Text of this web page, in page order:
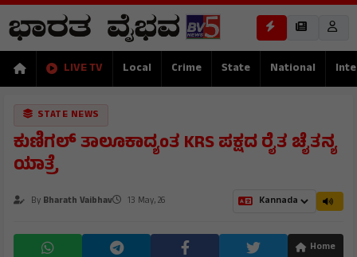
LIVE TV Local Crime State National
STATE NEWS
ಕುಣಿಗಲ್ ತಾಲೂಕಾದ್ಯಂತ KRS ಪಕ್ಷದ ರೈತ ಚೈತನ್ಯ
ಯಾತ್ರೆ
By Bharath Vaibhav 13 May, 26
Home